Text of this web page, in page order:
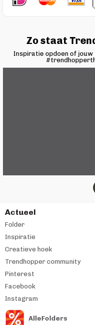
Zo staat
Inspiratie opdoen of jouw
Actueel
Folder
Inspiratie
Creatieve hoek
Trendhopper community
Pinterest
Facebook
Instagram
AlleFolders